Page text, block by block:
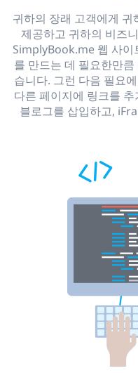
귀하의 장래 고객에게
제공하고 귀하의 비즈
SimplyBook.me 웹 사이
를 만드는 데 필요한만
습니다. 그런 다음 필요
다른 페이지에 링크를
블로그를 삽입하고,